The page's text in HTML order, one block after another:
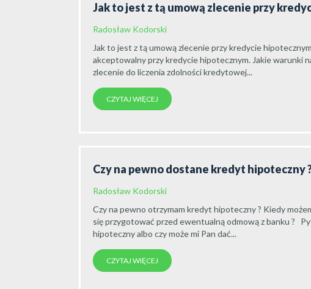
Jak to jest z tą umową zlecenie przy
Radosław Kodorski
Jak to jest z tą umową zlecenie przy kredycie
akceptowalny przy kredycie hipotecznym. Jakie warunki
zlecenie do liczenia zdolności kredytowej...
CZYTAJ WIĘCEJ
Czy na pewno dostane kredyt hipoteczny
Radosław Kodorski
Czy na pewno otrzymam kredyt hipoteczny ? Kiedy
się przygotować przed ewentualną odmową z banku ?
hipoteczny albo czy może mi Pan dać...
CZYTAJ WIĘCEJ